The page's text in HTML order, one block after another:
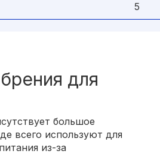
5
для
большое
всего используют для
из-за